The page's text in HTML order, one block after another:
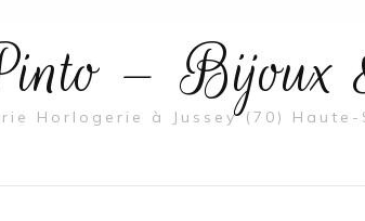
– Bijoux
Horlogerie à Jussey (70) Haute-